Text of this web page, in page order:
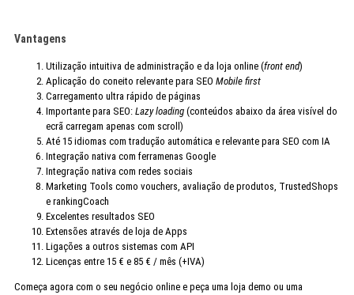
Vantagens
Utilização intuitiva de administração e da loja online (front end)
Aplicação do coneito relevante para SEO Mobile first
Carregamento ultra rápido de páginas
Importante para SEO: Lazy loading(conteúdos abaixo da área visível do
ecrã carregam apenas com scroll)
Até 15 idiomas com tradução automática e relevante para SEO com IA
Integração nativa com ferramenas Google
Integração nativa com redes sociais
Marketing Tools como vouchers, avaliação de produtos, TrustedShops
e rankingCoach
Excelentes resultados SEO
Extensões através de loja de Apps
Ligações a outros sistemas com API
Licenças entre 15 € e 85 € / mês (+IVA)
Começa agora com o seu negócio online e peça uma loja demo ou uma